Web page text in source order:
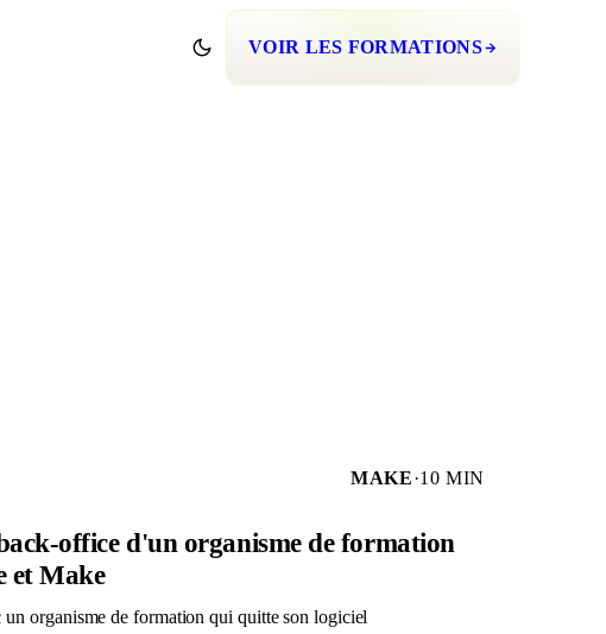
VOIR LES FORMATIONS
MAKE·10 MIN
office d'un organisme de formation
et Make
organisme de formation qui quitte son logiciel